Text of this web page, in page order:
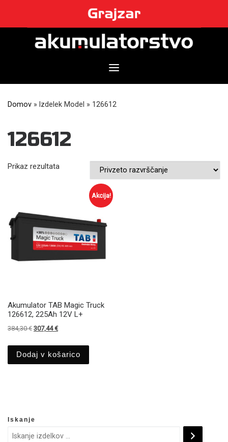
content
Domov » Izdelek Model » 126612
126612
Prikaz rezultata
Akcija!
Akumulator TAB Magic Truck
126612, 225Ah 12V L+
384,30€ Izvirna cena je bila: 384,30 €.
307,44€Trenutna cena je: 307,44 €.
Dodaj v košarico
Iskanje